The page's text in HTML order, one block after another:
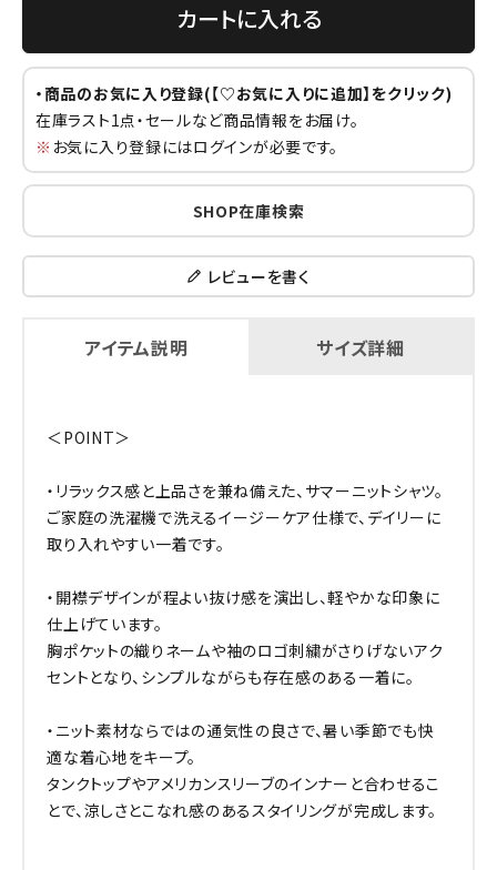
カートに入れる
・商品のお気に入り登録(【♡お気に入りに追加】をクリック)
在庫ラスト1点・セールなど商品情報をお届け。
※ お気に入り登録にはログインが必要です。
SHOP在庫検索
レビューを書く
アイテム説明 サイズ詳細
＜POINT＞
・リラックス感と上品さを兼ね備えた、サマーニットシャツ。
ご家庭の洗濯機で洗えるイージーケア仕様で、デイリーに
取り入れやすい一着です。
・開襟デザインが程よい抜け感を演出し、軽やかな印象に
仕上げています。
胸ポケットの織りネームや袖のロゴ刺繍がさりげないアク
セントとなり、シンプルながらも存在感のある一着に。
・ニット素材ならではの通気性の良さで、暑い季節でも快
適な着心地をキープ。
タンクトップやアメリカンスリーブのインナーと合わせるこ
とで、涼しさとこなれ感のあるスタイリングが完成します。